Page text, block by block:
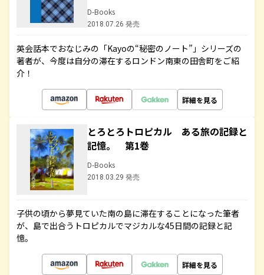
D-Books
2018.07.26 発売
英会話本でおなじみの「Kayoの“秘密のノート”」シリーズの
著者が、今度は自分の滞在するロンドン南東の田舎町をご紹
介！
詳細を見る
とろとろトロピカル ある旅の記録と
記憶。 第1巻
D-Books
2018.03.29 発売
子供の頃から夢見ていた南の島に滞在することになった筆者
が、島で出合うトロピカルでマジカルな45日間の記録と記
憶。
詳細を見る